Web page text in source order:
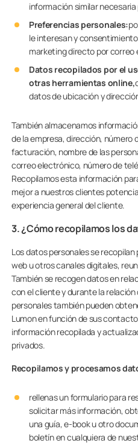
información similar
Preferencias personales:
le interesan y
marketing directo por correo
Datos recopilados por el
otras herramientas online,
datos de ubicación y
También almacenamos
de la empresa, dirección, número
facturación, nombre de las
correo electrónico, número de
Recopilamos esta información
mejor a nuestros clientes
experiencia general del cliente.
3. ¿Cómo recopilamos los
Los datos personales se
web u otros canales digitales,
También se recogen datos en
con el cliente y durante la
personales también pueden
Lumon en función de sus
información recopilada y
privados.
Recopilamos y procesamos
rellenas un formulario para
solicitar más información,
una guía, e-book u otro
boletín en cualquiera de